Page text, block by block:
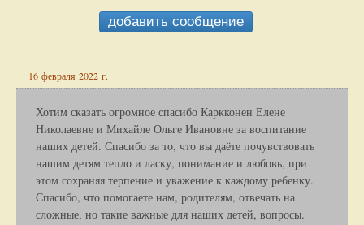
добавить сообщение
16 февраля 2022 г.
Хотим сказать огромное спасибо Каркконен Елене
Николаевне и Михайле Ольге Ивановне за воспитание
наших детей. Спасибо за то, что вы даёте почувствовать
нашим детям тепло и ласку, понимание и любовь, при
этом сохраняя терпение и уважение к каждому ребенку.
Спасибо, что помогаете нам, родителям, отвечать на
сложные, но такие важные для наших детей, вопросы.